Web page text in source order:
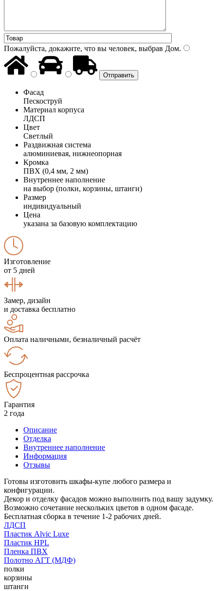
Пожалуйста, докажите, что вы человек, выбрав Дом.
Фасад
Пескоструй
Материал корпуса
ЛДСП
Цвет
Светлый
Раздвижная система
алюминиевая, нижнеопорная
Кромка
ПВХ (0,4 мм, 2 мм)
Внутреннее наполнение
на выбор (полки, корзины, штанги)
Размер
индивидуальный
Цена
указана за базовую комплектацию
Изготовление
от 5 дней
Замер, дизайн
и доставка бесплатно
Оплата наличными, безналичный расчёт
Беспроцентная рассрочка
Гарантия
2 года
Описание
Отделка
Внутреннее наполнение
Информация
Отзывы
Готовы изготовить шкафы-купе любого размера и
конфигурации.
Декор и отделку фасадов можно выполнить под вашу задумку.
Возможно сочетание нескольких цветов в одном фасаде.
Бесплатная сборка в течение 1-2 рабочих дней.
ЛДСП
Пластик Alvic Luxe
Пластик HPL
Пленка ПВХ
Полотно АГТ (МДФ)
полки
корзины
штанги